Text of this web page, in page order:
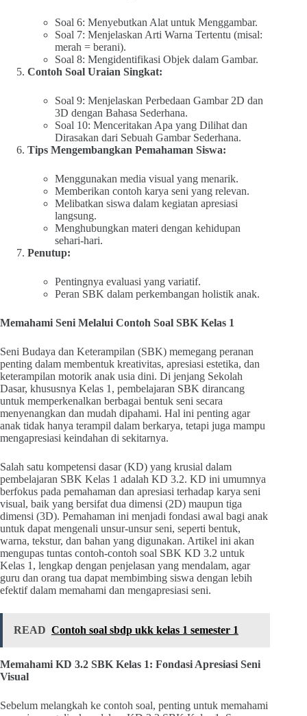
Soal 6: Menyebutkan Alat untuk Menggambar.
Soal 7: Menjelaskan Arti Warna Tertentu (misal:
merah = berani).
Soal 8: Mengidentifikasi Objek dalam Gambar.
Contoh Soal Uraian Singkat:
Soal 9: Menjelaskan Perbedaan Gambar 2D dan
3D dengan Bahasa Sederhana.
Soal 10: Menceritakan Apa yang Dilihat dan
Dirasakan dari Sebuah Gambar Sederhana.
Tips Mengembangkan Pemahaman Siswa:
Menggunakan media visual yang menarik.
Memberikan contoh karya seni yang relevan.
Melibatkan siswa dalam kegiatan apresiasi
langsung.
Menghubungkan materi dengan kehidupan
sehari-hari.
Penutup:
Pentingnya evaluasi yang variatif.
Peran SBK dalam perkembangan holistik anak.
Memahami Seni Melalui Contoh Soal SBK Kelas 1
Seni Budaya dan Keterampilan (SBK) memegang peranan
penting dalam membentuk kreativitas, apresiasi estetika, dan
keterampilan motorik anak usia dini. Di jenjang Sekolah
Dasar, khususnya Kelas 1, pembelajaran SBK dirancang
untuk memperkenalkan berbagai bentuk seni secara
menyenangkan dan mudah dipahami. Hal ini penting agar
anak tidak hanya terampil dalam berkarya, tetapi juga mampu
mengapresiasi keindahan di sekitarnya.
Salah satu kompetensi dasar (KD) yang krusial dalam
pembelajaran SBK Kelas 1 adalah KD 3.2. KD ini umumnya
berfokus pada pemahaman dan apresiasi terhadap karya seni
visual, baik yang bersifat dua dimensi (2D) maupun tiga
dimensi (3D). Pemahaman ini menjadi fondasi awal bagi anak
untuk dapat mengenali unsur-unsur seni, seperti bentuk,
warna, tekstur, dan bahan yang digunakan. Artikel ini akan
mengupas tuntas contoh-contoh soal SBK KD 3.2 untuk
Kelas 1, lengkap dengan penjelasan yang mendalam, agar
guru dan orang tua dapat membimbing siswa dengan lebih
efektif dalam memahami dan mengapresiasi seni.
READ Contoh soal sbdp ukk kelas 1 semester 1
Memahami KD 3.2 SBK Kelas 1: Fondasi Apresiasi Seni
Visual
Sebelum melangkah ke contoh soal, penting untuk memahami